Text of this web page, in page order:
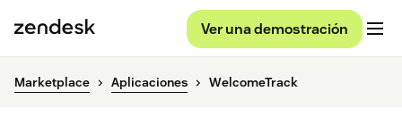
Ver una demostración
Marketplace Aplicaciones WelcomeTrack